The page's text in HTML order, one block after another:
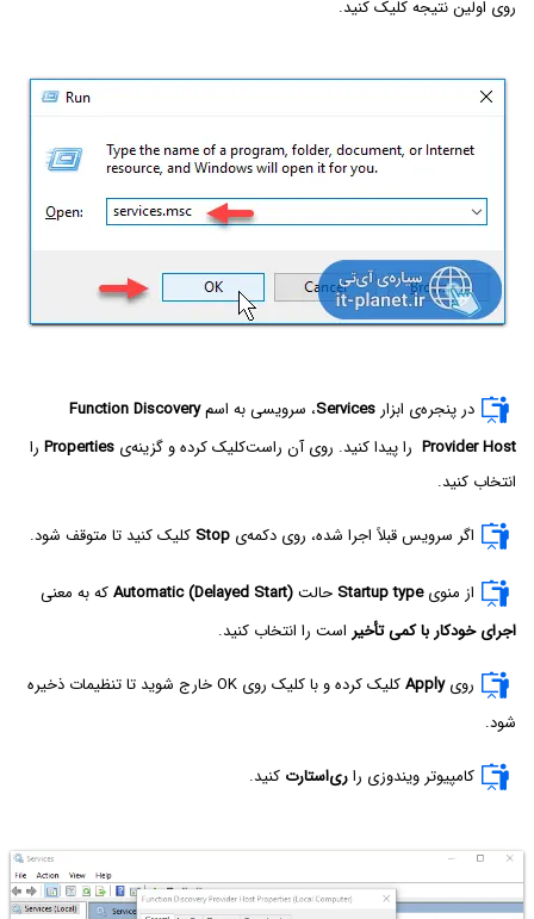
روی اولین نتیجه کلیک کنید.
در پنجره‌ی ابزار Services، سرویسی به اسمFunction Discovery
Provider Host را پیدا کنید. روی آن راست‌کلیک کرده و گزینه‌ی Properties را
انتخاب کنید.
اگر سرویس قبلاً اجرا شده، روی دکمه‌ی Stop کلیک کنید تا متوقف شود.
از منویStartup type حالتAutomatic (Delayed Start)که به معنی
اجرای خودکار با کمی تأخیر است را انتخاب کنید.
رویApply
کلیک کرده و با کلیک روی OK خارج شوید تا تنظیمات ذخیره
شود.
کامپیوتر ویندوزی راری‌استارت کنید.